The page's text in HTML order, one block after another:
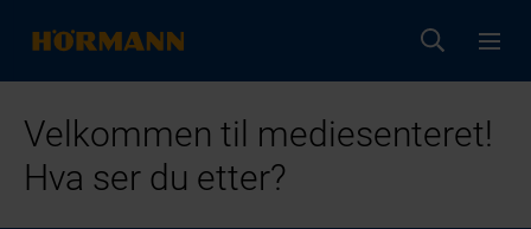
Velkommen til mediesenteret!
Hva ser du etter?